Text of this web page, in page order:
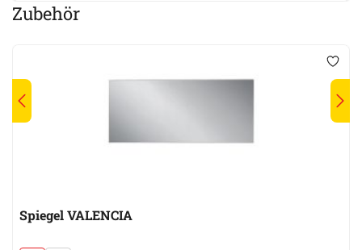
Zubehör
Spiegel VALENCIA